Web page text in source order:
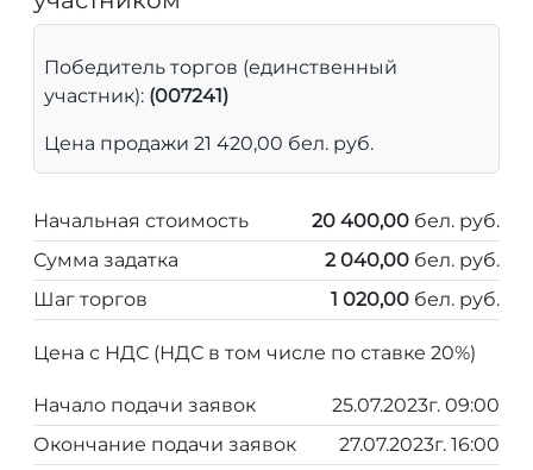
Победитель торгов (единственный
участник): (007241)
Цена продажи 21 420,00 бел. руб.
Начальная стоимость 20 400,00 бел. руб.
Сумма задатка
2 040,00 бел. руб.
Шаг торгов
1 020,00 бел. руб.
Цена с НДС (НДС в том числе по ставке 20%)
Начало подачи заявок
25.07.2023г. 09:00
Окончание подачи заявок
27.07.2023г. 16:00